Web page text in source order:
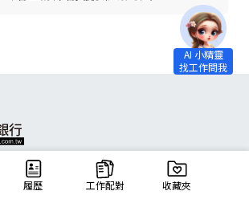
履歷 工作配對 收藏夾